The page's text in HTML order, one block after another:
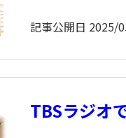
記事公開日 2025/
TBSラジオ